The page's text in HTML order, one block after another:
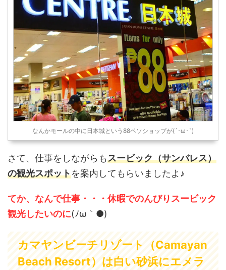
撲滅や禁煙の政策が田舎では
影響が大きいのか」実体験し
たよ♪ 影響力大！フィリピンの
ドゥテルテ大統領の麻薬・大
麻撲滅、喫煙禁止の ...
「戒厳令中のフィリピンのミ
ンダナオ島の他地域の治安
は？禁煙令が厳しくなった」
を書くよ♪ 戒厳令中！ミンダナ
オ島のオザミスとオロキエタ
の西ミ ...
なんかモールの中に日本城という88ペソショップが(´･ω･`)
さて、仕事をしながらもスービック（サンバレス）
の観光スポットを案内してもらいましたよ♪
てか、なんで仕事・・・休暇でのんびりスービック
観光したいのに(ﾉω｀●)
カマヤンビーチリゾート（Camayan
Beach Resort）は白い砂浜にエメラ